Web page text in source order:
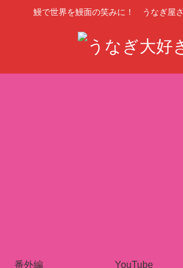
鰻で世界を鰻面の笑みに！ うなぎ屋
番外編 YouTube